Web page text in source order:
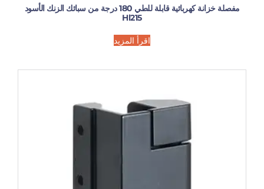
مفصلة خزانة كهربائية قابلة للطي 180 درجة من سبائك الزنك الأسود
Hl215
اقرأ المزيد